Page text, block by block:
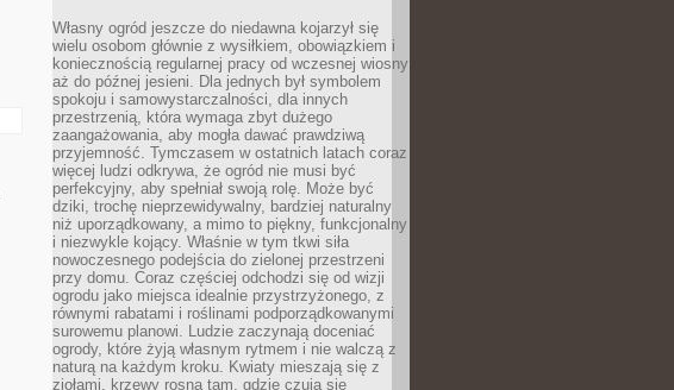
Własny ogród jeszcze do niedawna kojarzył się
wielu osobom głównie z wysiłkiem, obowiązkiem i
koniecznością regularnej pracy od wczesnej wiosny
aż do późnej jesieni. Dla jednych był symbolem
spokoju i samowystarczalności, dla innych
przestrzenią, która wymaga zbyt dużego
zaangażowania, aby mogła dawać prawdziwą
przyjemność. Tymczasem w ostatnich latach coraz
więcej ludzi odkrywa, że ogród nie musi być
perfekcyjny, aby spełniał swoją rolę. Może być
dziki, trochę nieprzewidywalny, bardziej naturalny
niż uporządkowany, a mimo to piękny, funkcjonalny
i niezwykle kojący. Właśnie w tym tkwi siła
nowoczesnego podejścia do zielonej przestrzeni
przy domu. Coraz częściej odchodzi się od wizji
ogrodu jako miejsca idealnie przystrzyżonego, z
równymi rabatami i roślinami podporządkowanymi
surowemu planowi. Ludzie zaczynają doceniać
ogrody, które żyją własnym rytmem i nie walczą z
naturą na każdym kroku. Kwiaty mieszają się z
ziołami, krzewy rosną tam, gdzie czują się